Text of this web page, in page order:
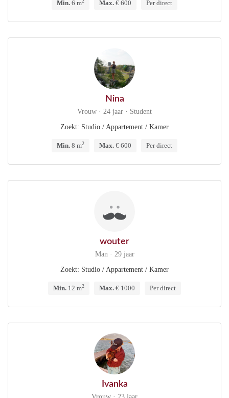
Min. 6 m Max. € 600 Per direct
Nina
Vrouw · 24 jaar · Student
Zoekt: Studio / Appartement / Kamer
Min. 8 m2 Max. € 600 Per direct
wouter
Man · 29 jaar
Zoekt: Studio / Appartement / Kamer
Min. 12 m2 Max. € 1000 Per direct
Ivanka